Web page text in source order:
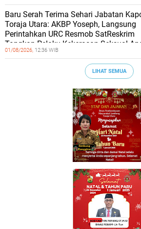
Baru Serah Terima Sehari Jabatan
Toraja Utara: AKBP Yoseph, Langsung
Perintahkan URC Resmob SatReskrim
Tangkap Pelaku Kekerasan Seksual
01/08/2026, 12:36 WIB
LIHAT SEMUA